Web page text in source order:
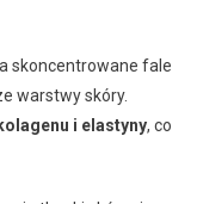
skoncentrowane fale
warstwy skóry.
kolagenu i elastyny, co